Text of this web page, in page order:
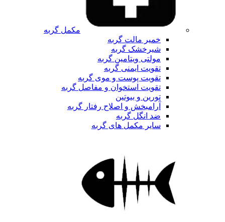
مکمل گربه
خمیر مالت گربه
شیرخشک گربه
مولتی ویتامین گربه
تقویت ایمنی گربه
تقویت پوست و موی گربه
تقویت استخوان و مفاصل گربه
تورین و بیوتین
آرامبخش و اصلاح رفتار گربه
ضد انگل گربه
سایر مکمل های گربه